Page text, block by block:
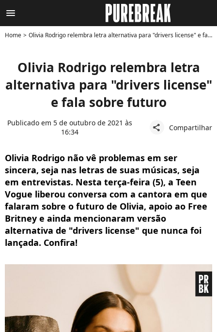
menu
Home Olivia Rodrigo relembra letra alternativa para "drivers license" e fala sobre futuro
Olivia Rodrigo relembra letra
alternativa para "drivers license"
e fala sobre futuro
Publicado em 5 de outubro de 2021 às
16:34
share Compartilhar
Olivia Rodrigo não vê problemas em ser
sincera, seja nas letras de suas músicas, seja
em entrevistas. Nesta terça-feira (5), a Teen
Vogue liberou conversa com a cantora em que
falaram sobre o futuro de Olivia, apoio ao Free
Britney e ainda mencionaram versão
alternativa de "drivers license" que nunca foi
lançada. Confira!